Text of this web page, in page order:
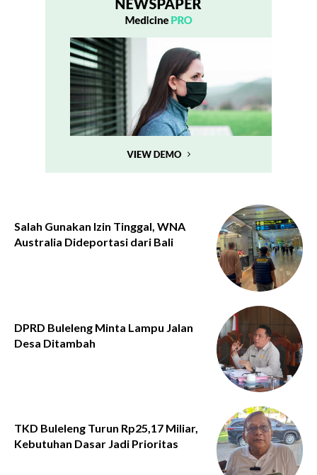
Salah Gunakan Izin Tinggal, WNA
Australia Dideportasi dari Bali
DPRD Buleleng Minta Lampu Jalan
Desa Ditambah
TKD Buleleng Turun Rp25,17 Miliar,
Kebutuhan Dasar Jadi Prioritas